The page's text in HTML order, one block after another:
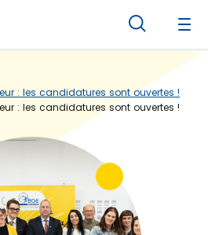
: les candidatures sont ouvertes !
: les candidatures sont ouvertes !